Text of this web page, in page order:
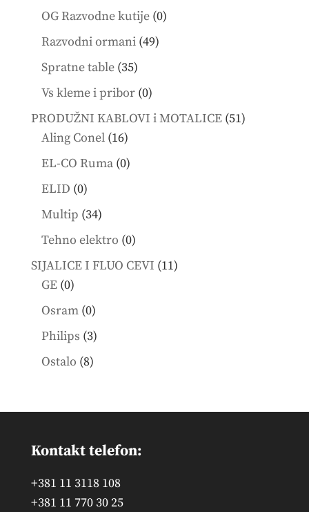
products
OG Razvodne kutije 00
Razvodni ormani 4949
Spratne table 3535
products
Vs kleme i pribor 00
products
PRODUŽNI KABLOVI i MOTALICE 5151
Aling Conel 1616
products
EL-CO Ruma 00
ELID 00
products
Multip 3434
products
Tehno elektro 00
products
SIJALICE I FLUO CEVI 1111
GE 00
products
Osram 00
products
Philips 33
products
Ostalo 88
Kontakt telefon:
+381 11 3118 108
+381 11 770 30 25